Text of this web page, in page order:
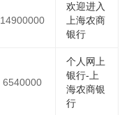
14900000
欢迎进入
上海农商
银行
6540000
个人网上
银行-上
海农商银
行